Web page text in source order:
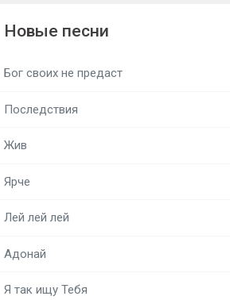
Новые песни
Бог своих не предаст
Последствия
Жив
Ярче
Лей лей лей
Адонай
Я так ищу Тебя